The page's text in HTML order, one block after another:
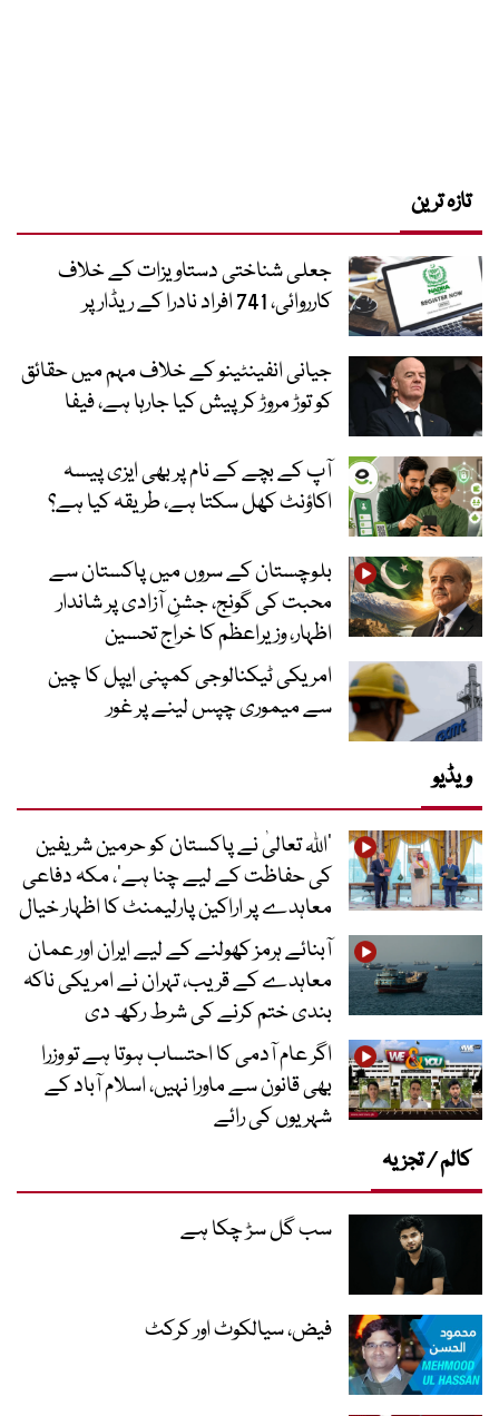
تازہ ترین
جعلی شناختی دستاویزات کے خلاف
کارروائی، 741 افراد نادرا کے ریڈار پر
جیانی انفینٹینو کے خلاف مہم میں حقائق
کو توڑ مروڑ کر پیش کیا جارہا ہے، فیفا
آپ کے بچے کے نام پر بھی ایزی پیسہ
اکاؤنٹ کھل سکتا ہے، طریقہ کیا ہے؟
بلوچستان کے سروں میں پاکستان سے
محبت کی گونج، جشنِ آزادی پر شاندار
اظہار، وزیراعظم کا خراج تحسین
امریکی ٹیکنالوجی کمپنی ایپل کا چین
سے میموری چپس لینے پر غور
ویڈیو
’اللہ تعالیٰ نے پاکستان کو حرمین شریفین
کی حفاظت کے لیے چنا ہے‘، مکہ دفاعی
معاہدے پر اراکین پارلیمنٹ کا اظہار خیال
آبنائے ہرمز کھولنے کے لیے ایران اور عمان
معاہدے کے قریب، تہران نے امریکی ناکہ
بندی ختم کرنے کی شرط رکھ دی
اگر عام آدمی کا احتساب ہوتا ہے تو وزرا
بھی قانون سے ماورا نہیں، اسلام آباد کے
شہریوں کی رائے
کالم / تجزیہ
سب گل سڑ چکا ہے
فیض، سیالکوٹ اور کرکٹ